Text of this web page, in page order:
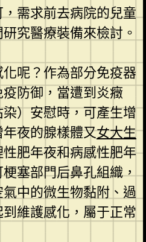
需求前去病院的兒童
究醫療裝備來檢討。
呢？作為部分免疫器
防御，當遭到炎癥
）安慰時，可產生增
夜的腺樣體又女大生
肥年夜和病感性肥年
塞部門后鼻孔組織，
中的微生物黏附、過
維護感化，屬于正常